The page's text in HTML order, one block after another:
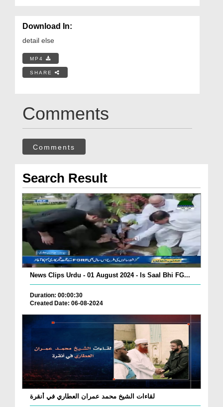
Download In:
detail else
MP4
SHARE
Comments
Comments
Search Result
News Clips Urdu - 01 August 2024 - Is Saal Bhi FG...
Duration: 00:00:30
Created Date: 06-08-2024
لقاءات الشيخ محمد عمران العطاري في أنقرة